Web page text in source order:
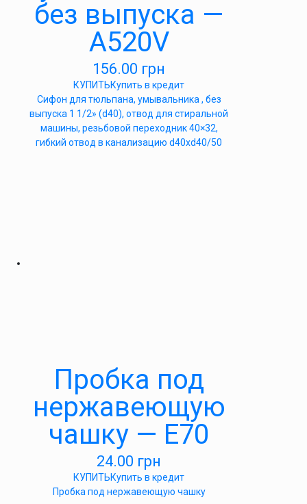
без выпуска —
А520V
156.00 грн
КУПИТЬКупить в кредит
Сифон для тюльпана, умывальника , без
выпуска 1 1/2» (d40), отвод для стиральной
машины, резьбовой переходник 40×32,
гибкий отвод в канализацию d40xd40/50
Пробка под
нержавеющую
чашку — E70
24.00 грн
КУПИТЬКупить в кредит
Пробка под нержавеющую чашку